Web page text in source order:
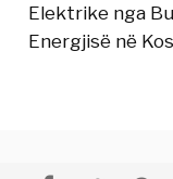
Elektrike nga
Energjisë në